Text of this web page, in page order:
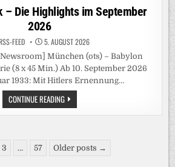
– Die Highlights im September
2026
FEED 5. AUGUST 2026
München (ots) – Babylon
(8 x 45 Min.) Ab 10. September 2026
1933: Mit Hitlers Ernennung…
CONTINUE READINGARD
MEDIATHEK
–
SEPTEMBER
2026
3 … 57 Older posts →